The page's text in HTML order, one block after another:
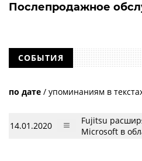
Послепродажное
СОБЫТИЯ
по дате / упоминаниям в
14.01.2020
Fujitsu
Microsoft в